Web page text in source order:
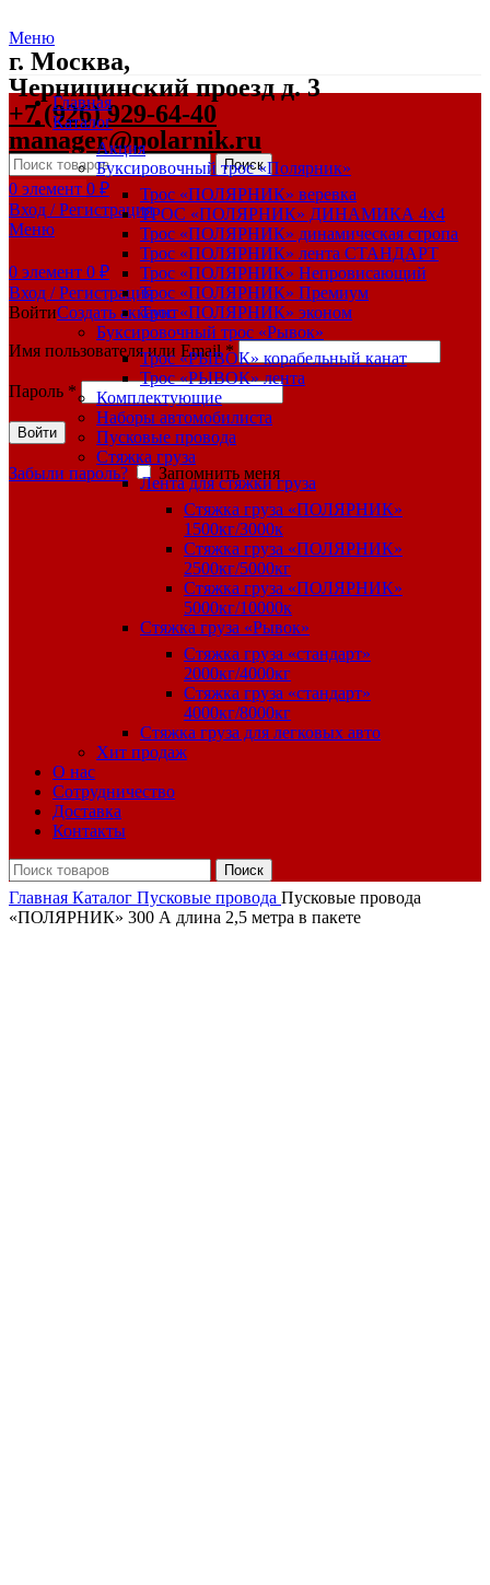
Меню
г. Москва,
Черницинский проезд д. 3
+7 (926) 929-64-40
manager@polarnik.ru
Поиск
0 элемент 0 ₽
Вход / Регистрация
Меню
0 элемент 0 ₽
Вход / Регистрация
ВойтиСоздать аккаунт
Имя пользователя или Email*
Пароль *
Войти
Забыли пароль? Запомнить меня
Главная
Каталог
Акция
Буксировочный трос «Полярник»
Трос «ПОЛЯРНИК» веревка
ТРОС «ПОЛЯРНИК» ДИНАМИКА 4х4
Трос «ПОЛЯРНИК» динамическая стропа
Трос «ПОЛЯРНИК» лента СТАНДАРТ
Трос «ПОЛЯРНИК» Непровисающий
Трос «ПОЛЯРНИК» Премиум
Трос «ПОЛЯРНИК» эконом
Буксировочный трос «Рывок»
Трос «РЫВОК» корабельный канат
Трос «РЫВОК» лента
Комплектующие
Наборы автомобилиста
Пусковые провода
Стяжка груза
Лента для стяжки груза
Стяжка груза «ПОЛЯРНИК»
1500кг/3000к
Стяжка груза «ПОЛЯРНИК»
2500кг/5000кг
Стяжка груза «ПОЛЯРНИК»
5000кг/10000к
Стяжка груза «Рывок»
Стяжка груза «стандарт»
2000кг/4000кг
Стяжка груза «стандарт»
4000кг/8000кг
Стяжка груза для легковых авто
Хит продаж
О нас
Сотрудничество
Доставка
Контакты
Поиск
Главная Каталог Пусковые провода Пусковые провода
«ПОЛЯРНИК» 300 А длина 2,5 метра в пакете